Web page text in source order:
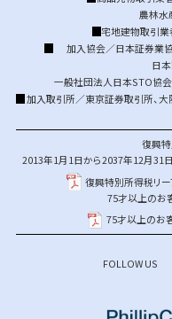
農林水
宅地建物取引業
加入協会／日本証券業
日
一般社団法人日本STO協会
加入取引所／東京証券取引所、大
復興
2013年1月1日から2037年12月31
復興特別所得税リー
75才以上のお
75才以上のお
FOLLOW US